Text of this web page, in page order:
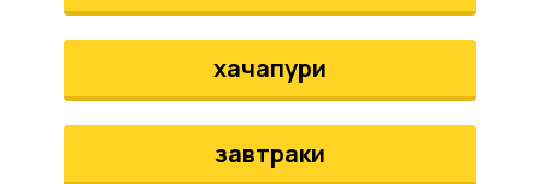
хачапури
завтраки